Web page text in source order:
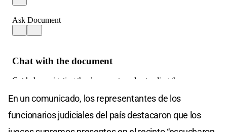
En un comunicado, los representantes de los
funcionarios judiciales del país destacaron que los